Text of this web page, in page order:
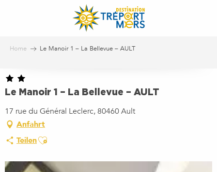
Home Le Manoir 1 – La Bellevue – AULT
Le Manoir 1 – La Bellevue – AULT
17 rue du Général Leclerc, 80460 Ault
Anfahrt
TeilenAjouter aux favoris